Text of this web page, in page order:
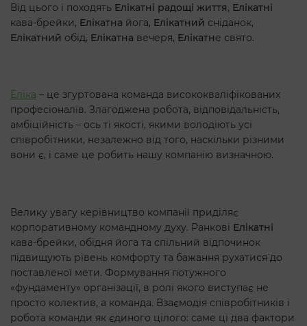
Від цього і походять Елікатні радощі життя, Елікатні
кава-брейки, Елікатна йога, Елікатний сніданок,
Елікатний обід, Елікатна вечеря, Елікатне свято.
Еліка – це згуртована команда висококваліфікованих
професіоналів. Злагоджена робота, відповідальність,
амбіційність – ось ті якості, якими володіють усі
співробітники, незалежно від того, наскільки різними
вони є, і саме це робить нашу компанію визначною.
Велику увагу керівництво компанії приділяє
корпоративному командному духу. Ранкові Елікатні
кава-брейки, обідня йога та спільний відпочинок
підвищують рівень комфорту та бажання рухатися до
поставленої мети. Формування потужного
«фундаменту» організації, в ролі якого виступає не
просто колектив, а команда. Взаємодія співробітників і
робота команди як єдиного цілого: саме ці два фактори